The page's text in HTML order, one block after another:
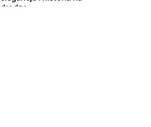
drodze